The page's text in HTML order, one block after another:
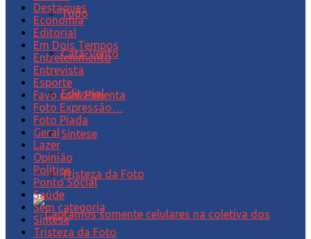
Tudo
Cata-Vento
Editorial
Síntese
Tristeza da Foto
Destaques
Economia
Editorial
Em Dois Tempos
Entretenimento
Entrevista
Esporte
Favo com Pimenta
Foto Expressão…
Foto Piada
Geral
Lazer
Opinião
Política
Ponto Social
Saúde
Sem categoria
Síntese
Tristeza da Foto